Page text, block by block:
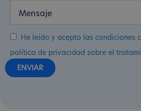
He leído y acepto las condiciones
política de privacidad sobre el